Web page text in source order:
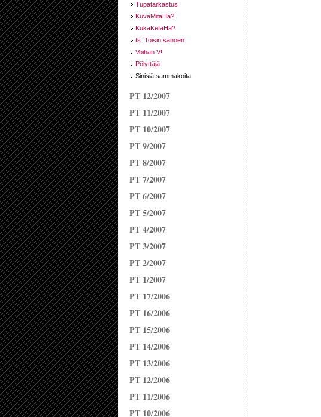
Tupatarkastus
KuvaMitäHä?
KukaKetäHä?
ts. Toisin sanoen
Voihan V!
Pölyttäjä
Sinisiä sammakoita
PT 12/2007
PT 11/2007
PT 10/2007
PT 9/2007
PT 8/2007
PT 7/2007
PT 6/2007
PT 5/2007
PT 4/2007
PT 3/2007
PT 2/2007
PT 1/2007
PT 17/2006
PT 16/2006
PT 15/2006
PT 14/2006
PT 13/2006
PT 12/2006
PT 11/2006
PT 10/2006